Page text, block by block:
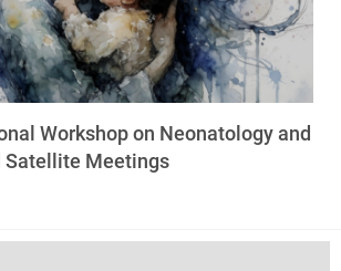
Workshop on Neonatology and
Satellite Meetings